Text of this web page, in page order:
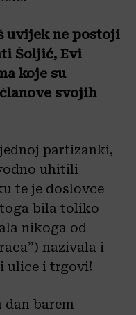
uvijek ne postoji
Šoljić, Evi
koje su
svojih
partizanki,
uhitili
te je doslovce
toga bila toliko
nikoga od
nazivala i
ulice i trgovi!
barem